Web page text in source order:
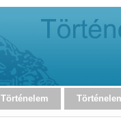
Történelem